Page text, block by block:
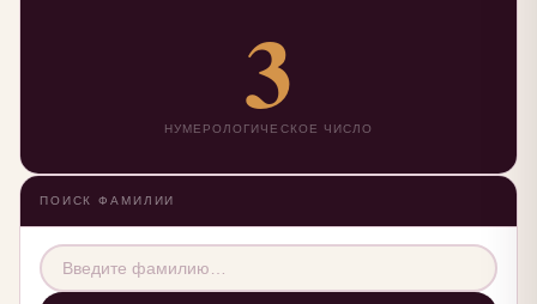
3
НУМЕРОЛОГИЧЕСКОЕ ЧИСЛО
ПОИСК ФАМИЛИИ